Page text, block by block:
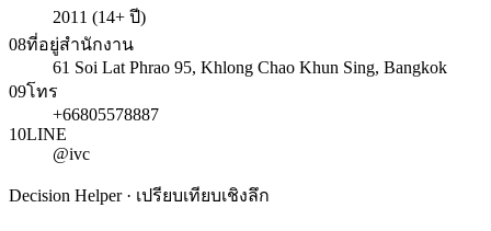
2011 (14+ ปี)
08ที่อยู่สำนักงาน
61 Soi Lat Phrao 95, Khlong Chao Khun Sing, Bangkok
09โทร
+66805578887
10LINE
@ivc
Decision Helper · เปรียบเทียบเชิงลึก